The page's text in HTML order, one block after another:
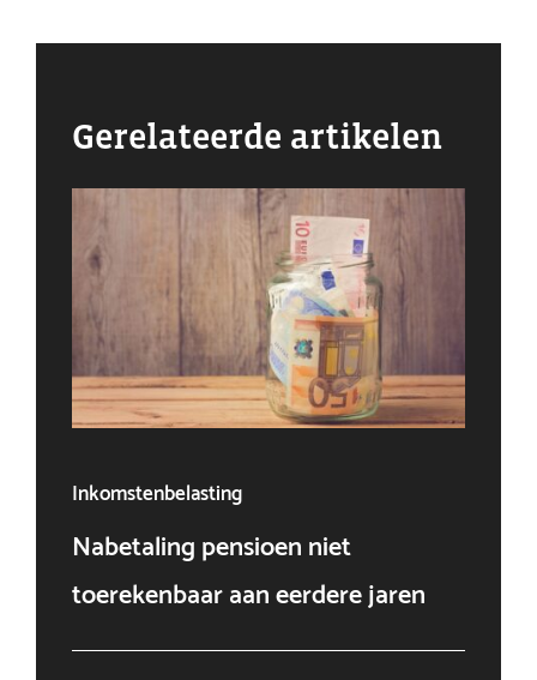
Gerelateerde artikelen
Inkomstenbelasting
Nabetaling pensioen niet
toerekenbaar aan eerdere jaren